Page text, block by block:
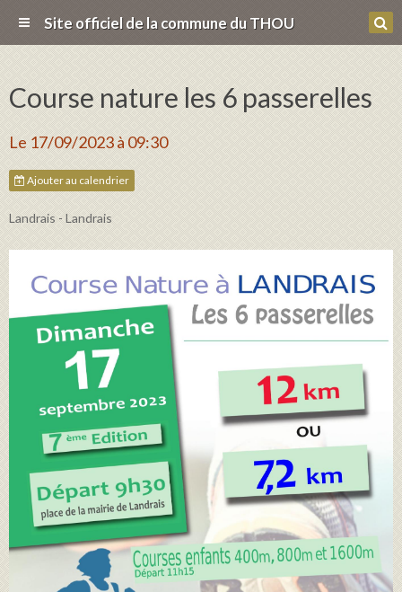
Site officiel de la commune du THOU
Course nature les 6 passerelles
Le 17/09/2023à 09:30
Ajouter au calendrier
Landrais - Landrais